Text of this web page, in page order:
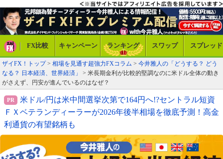
FX比較 キャンペーン ランキング スワップ スプレッド
ザイFX！トップ> 相場を見通す超強力FXコラム > 今井雅人の「どうする？ どう
なる？ 日本経済、世界経済」
> 米長期金利が比較的堅調なのに米ドル全体の動き
がさえず、円安が進んでいるのはなぜ？
米ドル/円は米中間選挙次第で164円へ!?セントラル短資
ＦＸベテランディーラーが2026年後半相場を徹底予測！高金
利通貨の有望銘柄も